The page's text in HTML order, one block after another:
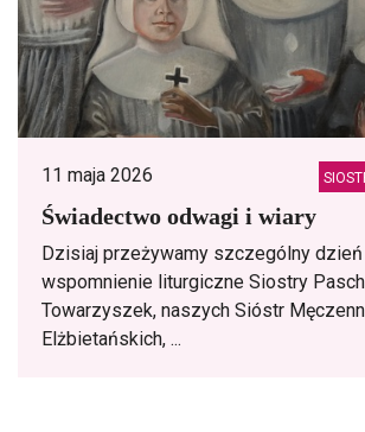
11 maja 2026
Świadectwo odwagi i wiary
Dzisiaj przeżywamy szczególny
wspomnienie liturgiczne Siostry
Towarzyszek, naszych Sióstr
Elżbietańskich, ...